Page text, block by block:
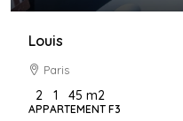
Louis
Paris
2 1 45 m2
APPARTEMENT F3